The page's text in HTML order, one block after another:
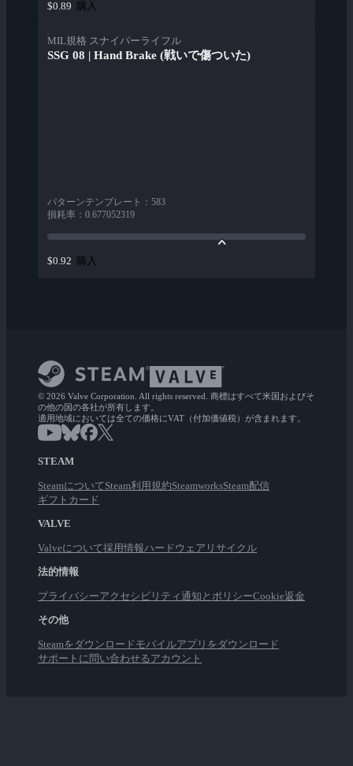
$0.89 購入
MIL規格 スナイパーライフル
SSG 08 | Hand Brake (戦いで傷ついた)
パターンテンプレート ： 583
損耗率 ： 0.677052319
$0.92 購入
© 2026 Valve Corporation. All rights reserved. 商標はすべて米国およびそ
の他の国の各社が所有します。
適用地域においては全ての価格にVAT（付加価値税）が含まれます。
STEAM
SteamについてSteam利用規約SteamworksSteam配信
ギフトカード
VALVE
Valveについて採用情報ハードウェア リサイクル
法的情報
プライバシーアクセシビリティ 通知とポリシーCookie返金
その他
Steamをダウンロード モバイルアプリをダウンロード
サポートに問い合わせるアカウント